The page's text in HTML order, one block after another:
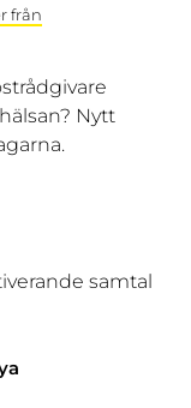
från
Nytt